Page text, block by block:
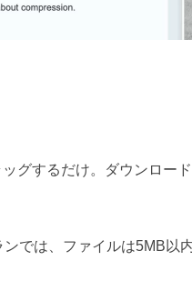
グするだけ。ダウンロード
では、ファイルは5MB以